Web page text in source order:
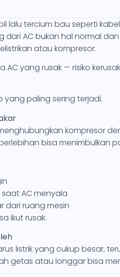
lalu tercium bau seperti
dari AC bukan hal normal
atau kompresor.
AC yang rusak — risiko
paling sering terjadi.
kompresor
bisa menimbulkan
AC menyala
dari ruang mesin
ikut rusak.
listrik yang cukup besar,
getas atau longgar bisa